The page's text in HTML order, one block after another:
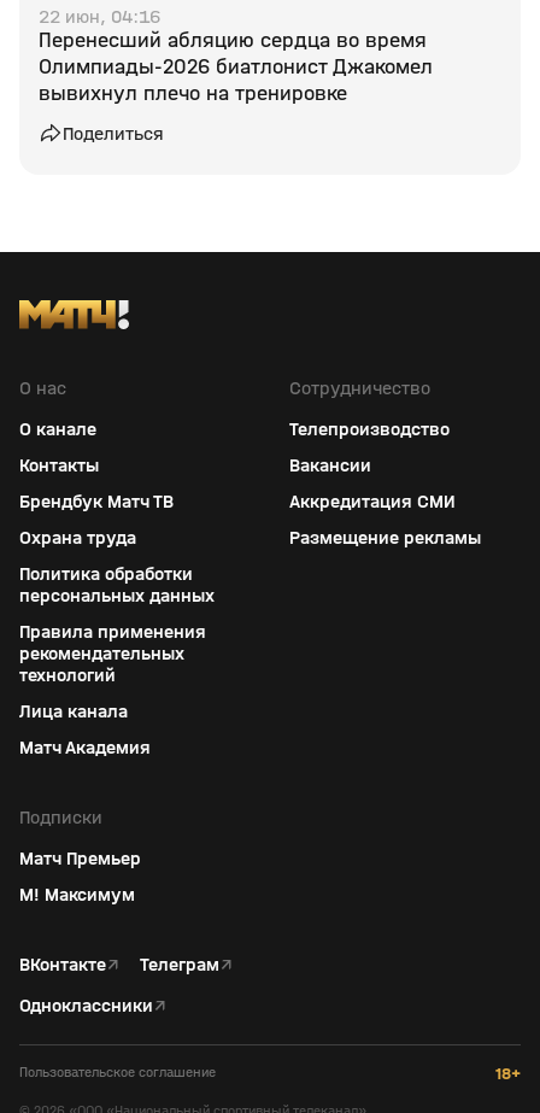
22 июн, 04:16
Перенесший абляцию сердца во время
Олимпиады‑2026 биатлонист Джакомел
вывихнул плечо на тренировке
Поделиться
О нас
О канале
Контакты
Брендбук Матч ТВ
Охрана труда
Политика обработки
персональных данных
Правила применения
рекомендательных
технологий
Лица канала
Матч Академия
Сотрудничество
Телепроизводство
Вакансии
Аккредитация СМИ
Размещение рекламы
Подписки
Матч Премьер
М! Максимум
ВКонтакте↗ Телеграм↗
Одноклассники↗
Пользовательское соглашение 18+